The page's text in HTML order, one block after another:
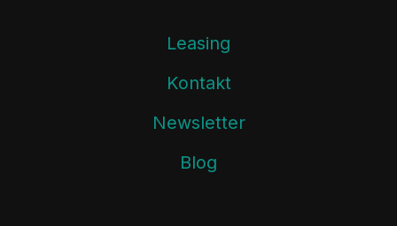
Leasing
Kontakt
Newsletter
Blog